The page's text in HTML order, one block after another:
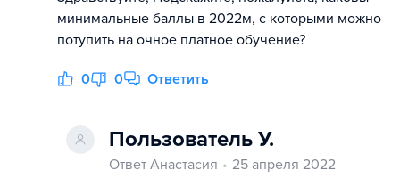
минимальные баллы в 2022м, с которыми можно
потупить на очное платное обучение?
0 0 Ответить
Пользователь У.
Ответ Анастасия
25 апреля 2022